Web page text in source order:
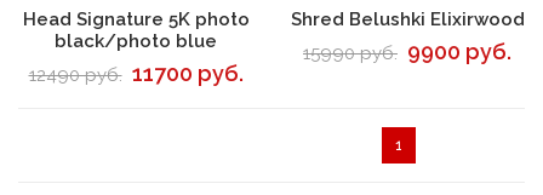
Head Signature 5K photo
black/photo blue
12490 руб. 11700 руб.
Shred Belushki Elixirwood
15990 руб. 9900 руб.
1